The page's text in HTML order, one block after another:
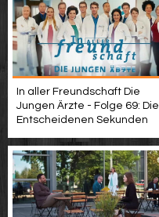
In aller Freundschaft Die
Jungen Ärzte - Folge 69: Die
Entscheidenen Sekunden